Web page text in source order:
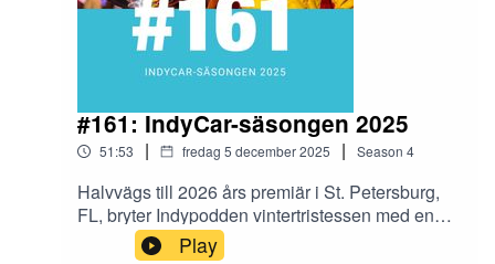
#161: IndyCar-säsongen 2025
51:53 | fredag 5 december 2025 | Season 4
Halvvägs till 2026 års premiär i St. Petersburg,
FL, bryter Indypodden vintertristessen med en
snabbspaning på det gångna IndyCar-året. Vi
Play